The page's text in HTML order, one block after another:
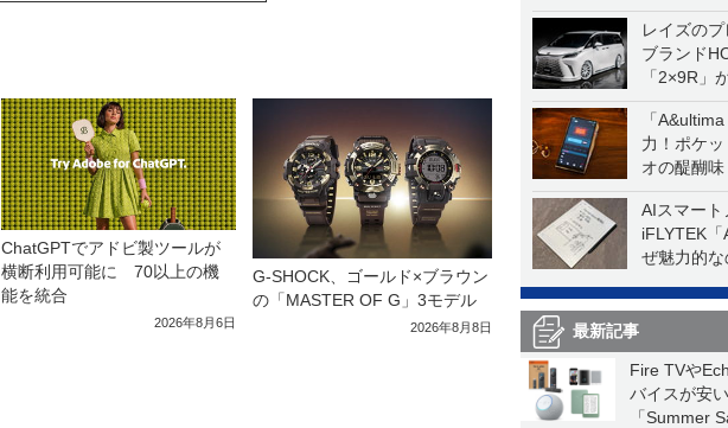
一気に聴く
レイズの
ブランド
「2×9R」
「
力！ポケ
オの醍醐味
AIスマート
iFLYTEK
ぜ魅力的な
最新記事
Fire TVや
バイスが安
「Summer
ChatGPTでアドビ製ツールが
横断利用可能に 70以上の機
能を統合
2026年8月6日
G-SHOCK、ゴールド×ブラウン
の「MASTER OF G」3モデル
2026年8月8日